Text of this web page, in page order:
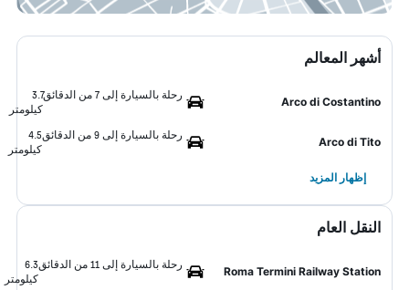
أشهر المعالم
Arco di Costantino
رحلة بالسيارة إلى 7 من الدقائق
3.7
كيلومتر
Arco di Tito
رحلة بالسيارة إلى 9 من الدقائق
4.5
كيلومتر
إظهار المزيد
النقل العام
Roma Termini Railway Station
رحلة بالسيارة إلى 11 من الدقائق
6.3
كيلومتر